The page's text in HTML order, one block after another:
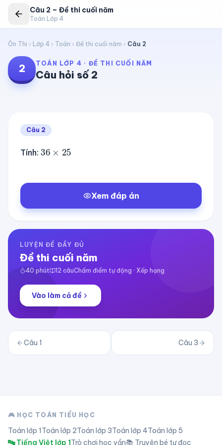
Câu 2 – Đề thi cuối năm
Toán Lớp 4
Ôn Thi Lớp 4 Toán Đề thi cuối năm Câu 2
2 TOÁN LỚP 4 · ĐỀ THI CUỐI NĂM
Câu hỏi số 2
Câu 2
Tính:
Xem đáp án
LUYỆN ĐỀ ĐẦY ĐỦ
Đề thi cuối năm
40 phút 12 câuChấm điểm tự động · Xếp hạng
Vào làm cả đề
Câu 1 Câu 3
🎮 HỌC TOÁN TIỂU HỌC
Toán lớp 1Toán lớp 2Toán lớp 3Toán lớp 4Toán lớp 5
🔤 Tiếng Việt lớp 1Trò chơi học vần📚 Truyện bé tự đọc